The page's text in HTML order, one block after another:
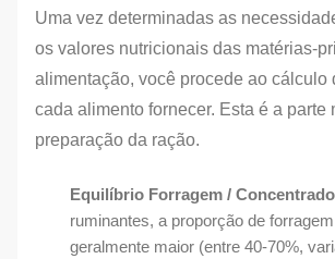
Uma vez determinadas as
os valores nutricionais das matérias-
alimentação, você procede ao cálculo
cada alimento fornecer. Esta é a parte
preparação da ração.
Equilíbrio Forragem /
ruminantes, a proporção de
geralmente maior (entre 40-70%,